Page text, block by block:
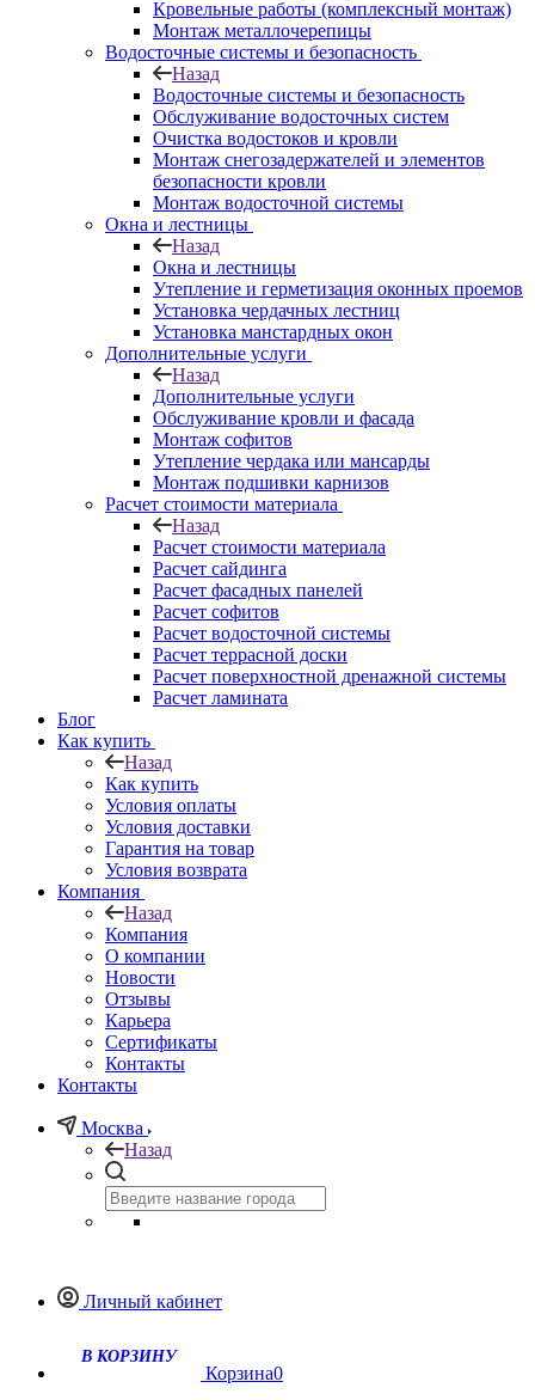
Кровельные работы (комплексный монтаж)
Монтаж металлочерепицы
Водосточные системы и безопасность
Назад
Водосточные системы и безопасность
Обслуживание водосточных систем
Очистка водостоков и кровли
Монтаж снегозадержателей и элементов
безопасности кровли
Монтаж водосточной системы
Окна и лестницы
Назад
Окна и лестницы
Утепление и герметизация оконных проемов
Установка чердачных лестниц
Установка манстардных окон
Дополнительные услуги
Назад
Дополнительные услуги
Обслуживание кровли и фасада
Монтаж софитов
Утепление чердака или мансарды
Монтаж подшивки карнизов
Расчет стоимости материала
Назад
Расчет стоимости материала
Расчет сайдинга
Расчет фасадных панелей
Расчет софитов
Расчет водосточной системы
Расчет террасной доски
Расчет поверхностной дренажной системы
Расчет ламината
Блог
Как купить
Назад
Как купить
Условия оплаты
Условия доставки
Гарантия на товар
Условия возврата
Компания
Назад
Компания
О компании
Новости
Отзывы
Карьера
Сертификаты
Контакты
Контакты
Москва
Назад
Личный кабинет
Корзина0